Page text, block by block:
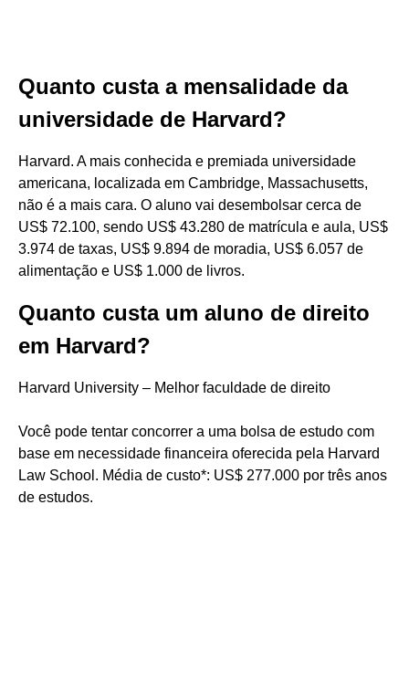
Quanto custa a mensalidade da
universidade de Harvard?
Harvard. A mais conhecida e premiada universidade
americana, localizada em Cambridge, Massachusetts,
não é a mais cara. O aluno vai desembolsar cerca de
US$ 72.100, sendo US$ 43.280 de matrícula e aula, US$
3.974 de taxas, US$ 9.894 de moradia, US$ 6.057 de
alimentação e US$ 1.000 de livros.
Quanto custa um aluno de direito
em Harvard?
Harvard University – Melhor faculdade de direito
Você pode tentar concorrer a uma bolsa de estudo com
base em necessidade financeira oferecida pela Harvard
Law School. Média de custo*: US$ 277.000 por três anos
de estudos.